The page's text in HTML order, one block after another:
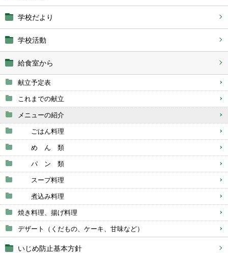
学校だより
学校活動
給食室から
献立予定表
これまでの献立
メニューの紹介
ごはん料理
め ん 類
パ ン 類
スープ料理
煮込み料理
焼き料理、揚げ料理
デザート（くだもの、ケーキ、甘味など）
いじめ防止基本方針